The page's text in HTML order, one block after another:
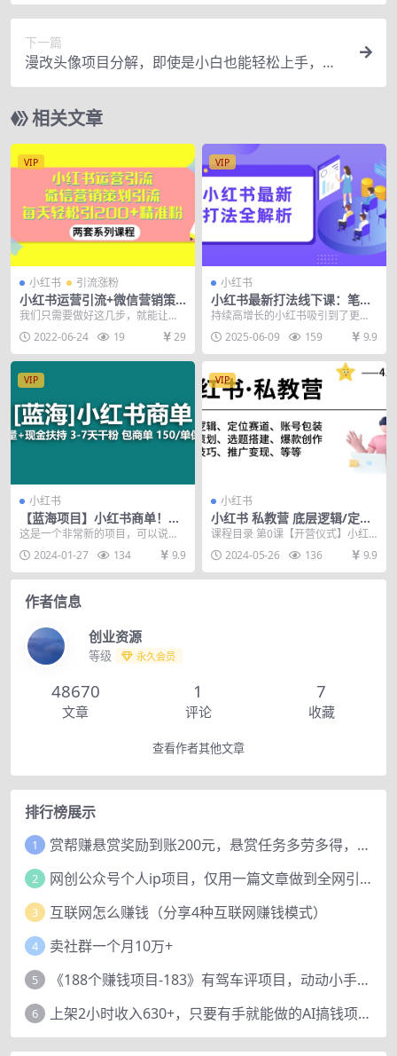
下一篇
漫改头像项目分解，即使是小白也能轻松上手，仅
需一部手机即可
相关文章
VIP
小红书 引流涨粉
小红书运营引流+微信营销策
划引流，每天轻松引200+精准
粉
我们只需要做好这几步，就能让你
每天轻松获得100+精准粉丝的方
法！【视频教程】 ...
2022-06-24 19 29
VIP
小红书
小红书最新打法线下课：笔记
生产+评论运营，打造标准化
流量增长引擎
持续高增长的小红书吸引到了更多
商家的关注，独具特色的「郑州打
法」成为行业的追捧对...
2025-06-09 159 9.9
VIP
小红书
【蓝海项目】小红书商单！长
期稳定 7天变现 商单一口价包
分配 轻松月入过万
这是一个非常新的项目，可以说是
小红书目前最蓝海的项目，没有之
一，效果非常牛，成功...
2024-01-27 134 9.9
VIP
小红书
小红书 私教营 底层逻辑/定位
赛道/账号包装/涨粉变现/月变
现10w+等等-41节
课程目录 第0课【开营仪式】小红
书私教营的正确打开方式mp4 第1
课【平台解读】...
2024-05-26 136 9.9
作者信息
创业资源
等级 永久会员
48670
文章
1
评论
7
收藏
查看作者其他文章
排行榜展示
1 赏帮赚悬赏奖励到账200元，悬赏任务多劳多得，人人可做。
2 网创公众号个人ip项目，仅用一篇文章做到全网引流！
3 互联网怎么赚钱（分享4种互联网赚钱模式）
4 卖社群一个月10万+
5 《188个赚钱项目-183》有驾车评项目，动动小手，复制粘贴赚44元！
6 上架2小时收入630+，只要有手就能做的AI搞钱项目，奶奶看完都能学会!